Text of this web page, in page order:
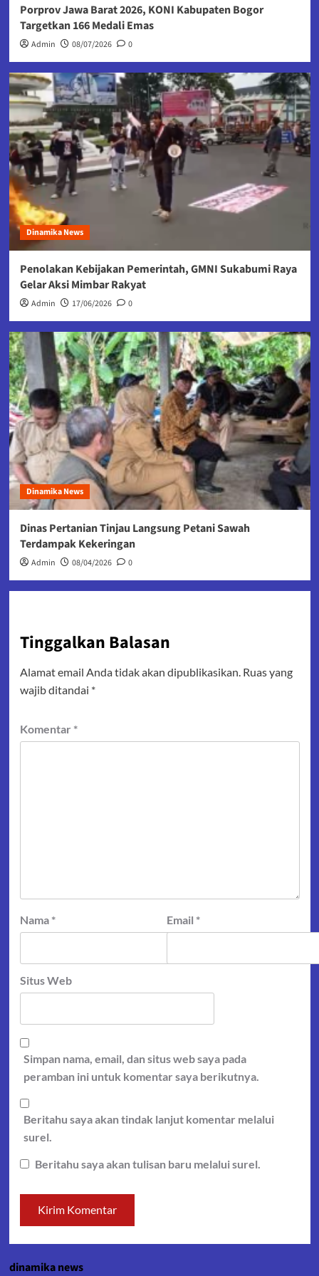
Porprov Jawa Barat 2026, KONI Kabupaten Bogor
Targetkan 166 Medali Emas
Admin 08/07/2026 0
Dinamika News
Penolakan Kebijakan Pemerintah, GMNI Sukabumi Raya
Gelar Aksi Mimbar Rakyat
Admin 17/06/2026 0
Dinamika News
Dinas Pertanian Tinjau Langsung Petani Sawah
Terdampak Kekeringan
Admin 08/04/2026 0
Tinggalkan Balasan
Alamat email Anda tidak akan dipublikasikan. Ruas yang
wajib ditandai *
Komentar *
Nama * Email *
Situs Web
Simpan nama, email, dan situs web saya pada
peramban ini untuk komentar saya berikutnya.
Beritahu saya akan tindak lanjut komentar melalui
surel.
Beritahu saya akan tulisan baru melalui surel.
dinamika news